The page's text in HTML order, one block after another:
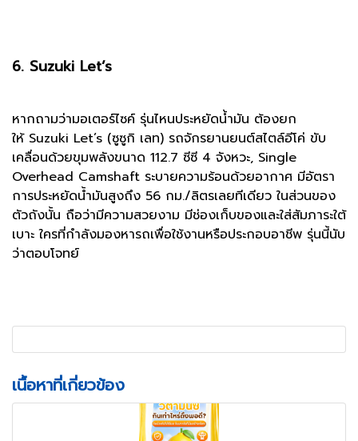
6. Suzuki Let’s
หากถามว่ามอเตอร์ไซค์ รุ่นไหนประหยัดน้ํามัน ต้องยก
ให้ Suzuki Let’s (ซูซูกิ เลท) รถจักรยานยนต์สไตล์อีโค่ ขับ
เคลื่อนด้วยขุมพลังขนาด 112.7 ซีซี 4 จังหวะ, Single
Overhead Camshaft ระบายความร้อนด้วยอากาศ มีอัตรา
การประหยัดน้ำมันสูงถึง 56 กม./ลิตรเลยทีเดียว ในส่วนของ
ตัวถังนั้น ถือว่ามีความสวยงาม มีช่องเก็บของและใส่สัมภาระใต้
เบาะ ใครที่กำลังมองหารถเพื่อใช้งานหรือประกอบอาชีพ รุ่นนี้นับ
ว่าตอบโจทย์
เนื้อหาที่เกี่ยวข้อง